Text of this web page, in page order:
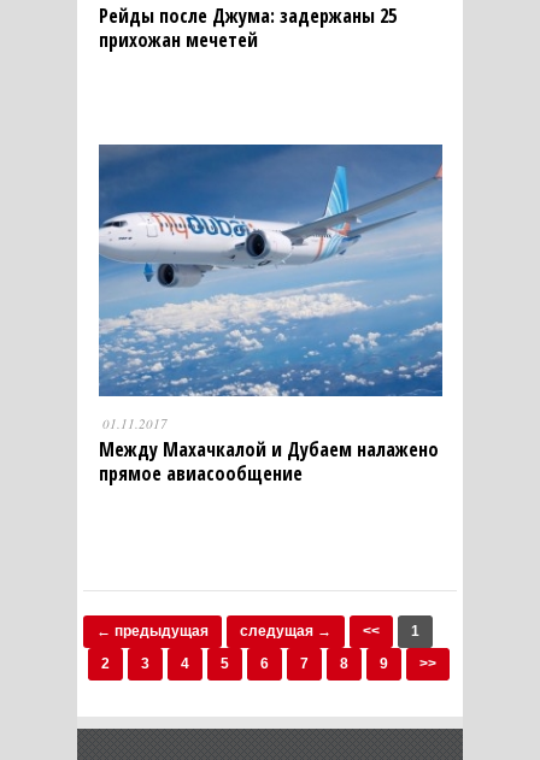
Рейды после Джума: задержаны 25
прихожан мечетей
01.11.2017
Между Махачкалой и Дубаем налажено
прямое авиасообщение
← предыдущая следущая → <<
1
2
3 4 5 6 7 8 9 >>